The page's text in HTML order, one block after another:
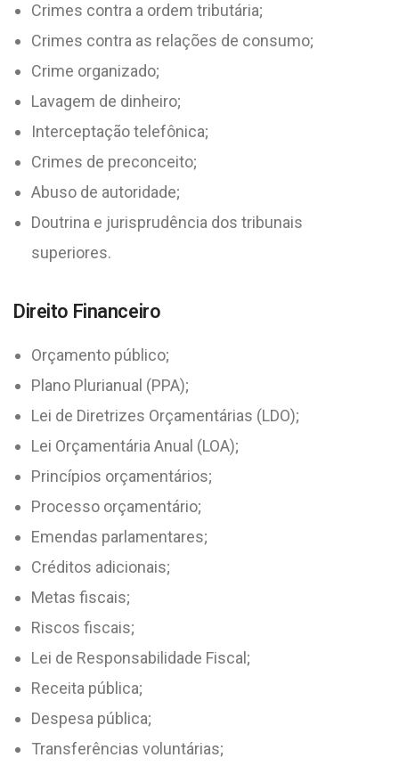
Crimes contra a ordem tributária;
Crimes contra as relações de consumo;
Crime organizado;
Lavagem de dinheiro;
Interceptação telefônica;
Crimes de preconceito;
Abuso de autoridade;
Doutrina e jurisprudência dos tribunais
superiores.
Direito Financeiro
Orçamento público;
Plano Plurianual (PPA);
Lei de Diretrizes Orçamentárias (LDO);
Lei Orçamentária Anual (LOA);
Princípios orçamentários;
Processo orçamentário;
Emendas parlamentares;
Créditos adicionais;
Metas fiscais;
Riscos fiscais;
Lei de Responsabilidade Fiscal;
Receita pública;
Despesa pública;
Transferências voluntárias;